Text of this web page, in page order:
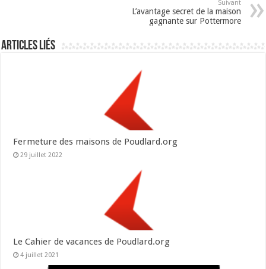
Suivant
L’avantage secret de la maison
gagnante sur Pottermore
Articles liés
Fermeture des maisons de Poudlard.org
29 juillet 2022
Le Cahier de vacances de Poudlard.org
4 juillet 2021